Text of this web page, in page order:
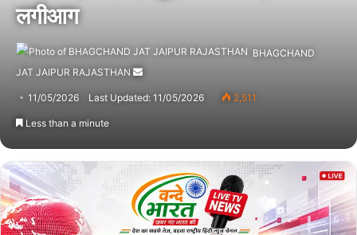
लगीआग
BHAGCHAND
JAT JAIPUR RAJASTHAN
11/05/2026 Last Updated: 11/05/2026 2,511
Less than a minute